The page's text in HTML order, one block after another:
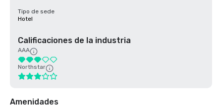
Tipo de sede
Hotel
Calificaciones de la industria
AAA
Northstar
Amenidades